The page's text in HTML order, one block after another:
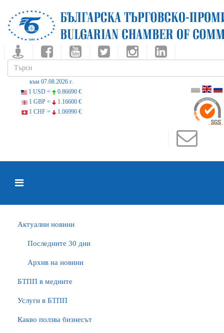
към 07.08.2026 г.
1 USD =
0.86690 €
1 GBP =
1.16600 €
1 CHF =
1.06990 €
Актуални новини
Последните 30 дни
Архив на новини
БTПП в медиите
Услуги в БТПП
Какво ползва бизнесът